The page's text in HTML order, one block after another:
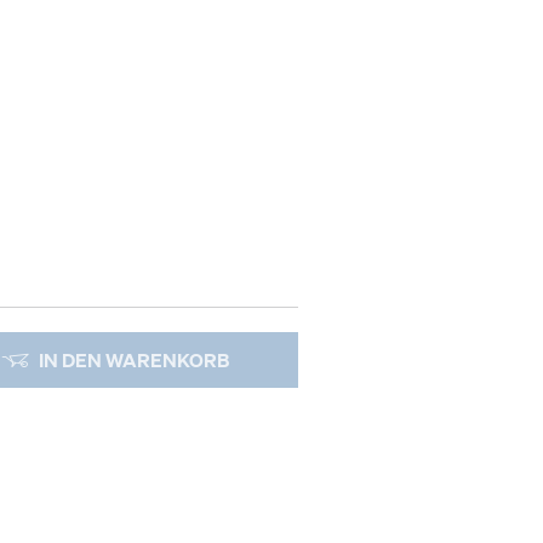
IN DEN WARENKORB